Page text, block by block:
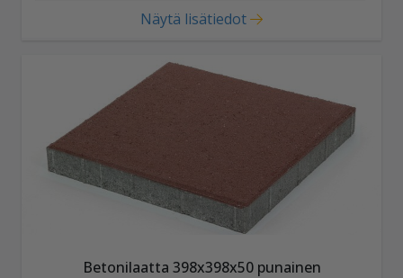
Näytä lisätiedot
Betonilaatta 398x398x50 punainen